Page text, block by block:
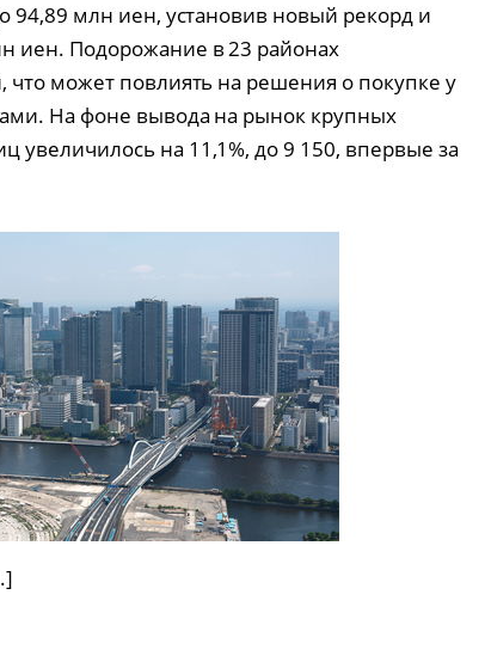
94,89 млн иен, установив новый рекорд и
иен. Подорожание в 23 районах
что может повлиять на решения о покупке у
На фоне вывода на рынок крупных
увеличилось на 11,1%, до 9 150, впервые за